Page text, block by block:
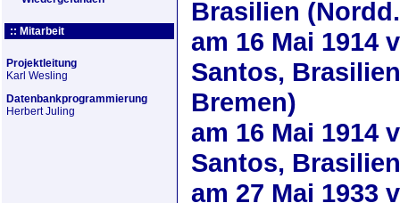
:: Mitarbeit
Projektleitung
Karl Wesling
Datenbankprogrammierung
Herbert Juling
Brasilien
am 16 Mai 1914
Santos,
Bremen)
am 16 Mai 1914
Santos,
am 27 Mai 1933